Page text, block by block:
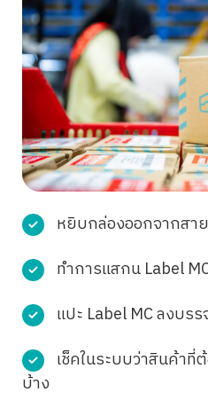
หยิบกล่องออกจากสา
ทำการแสกน Label
แปะ Label MC ลงบ
เช็คในระบบว่าสินค้าที่
บ้าง